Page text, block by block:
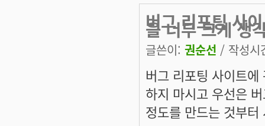
버그 리포팅 사
을 너무 크게 생
글쓴이: 권순선 / 작성
버그 리포팅 사이트
하지 마시고 우선은
정도를 만드는 것부